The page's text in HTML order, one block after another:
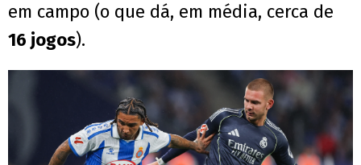
em campo (o que dá, em média, cerca de
16 jogos).